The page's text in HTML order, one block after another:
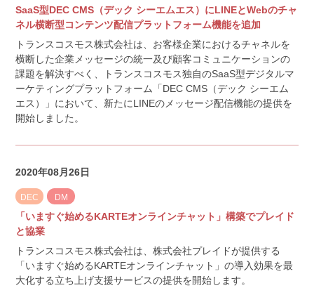
SaaS型DEC CMS（デック シーエムエス）にLINEとWebのチャ
ネル横断型コンテンツ配信プラットフォーム機能を追加
トランスコスモス株式会社は、お客様企業におけるチャネルを
横断した企業メッセージの統一及び顧客コミュニケーションの
課題を解決すべく、トランスコスモス独自のSaaS型デジタルマ
ーケティングプラットフォーム「DEC CMS（デック シーエム
エス）」において、新たにLINEのメッセージ配信機能の提供を
開始しました。
2020年08月26日
DEC DM
「いますぐ始めるKARTEオンラインチャット」構築でプレイド
と協業
トランスコスモス株式会社は、株式会社プレイドが提供する
「いますぐ始めるKARTEオンラインチャット」の導入効果を最
大化する立ち上げ支援サービスの提供を開始します。